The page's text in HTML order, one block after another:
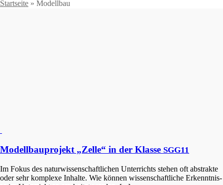
Startseite » Modellbau
Modellbauprojekt „Zelle“ in der Klasse SGG11
Im Fokus des natur­wis­sen­schaft­li­chen Unter­richts stehen oft abstrak­te
oder sehr komple­xe Inhal­te. Wie können wissen­schaft­li­che Erkennt­nis­